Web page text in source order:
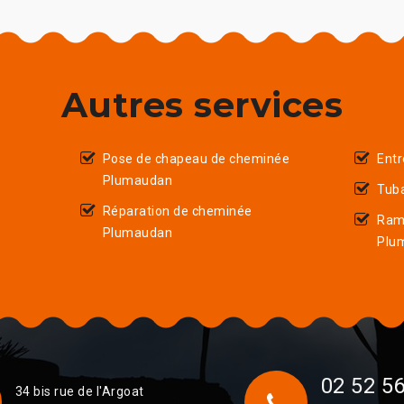
Autres services
Pose de chapeau de cheminée
Plumaudan
Réparation de cheminée
Plumaudan
34 bis rue de l'Argoat 02 52